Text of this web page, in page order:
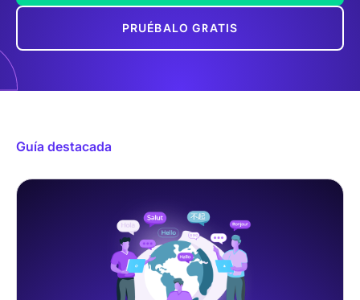
PRUÉBALO GRATIS
Guía destacada